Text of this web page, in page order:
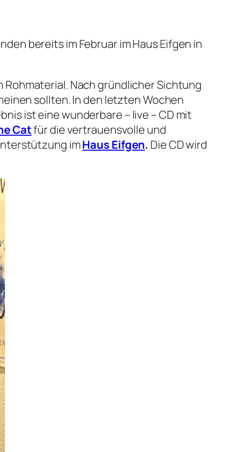
bereits im Februar im Haus Eifgen in
Nach gründlicher Sichtung
sollten. In den letzten Wochen
ist eine wunderbare – live – CD mit
Catfür die vertrauensvolle und
imHaus Eifgen. Die CD wird